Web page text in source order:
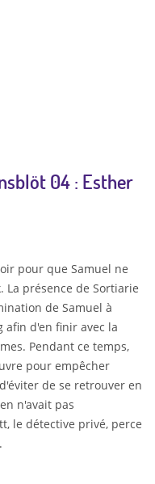
04 : Esther
pour que Samuel ne
présence de Sortiarie
de Samuel à
afin d'en finir avec la
Pendant ce temps,
pour empêcher
de se retrouver en
n'avait pas
le détective privé, perce